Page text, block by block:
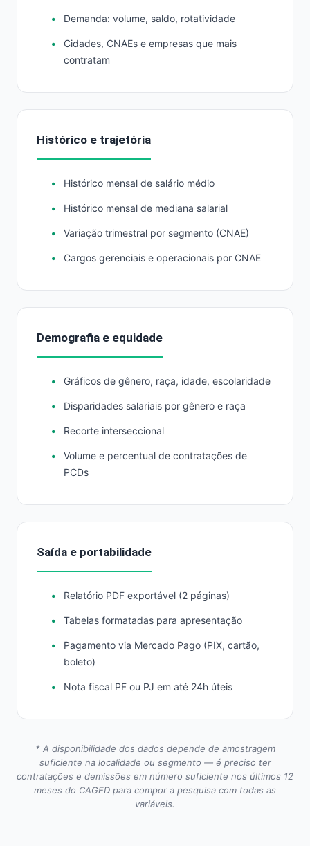
Demanda: volume, saldo, rotatividade
Cidades, CNAEs e empresas que mais
contratam
Histórico e trajetória
Histórico mensal de salário médio
Histórico mensal de mediana salarial
Variação trimestral por segmento (CNAE)
Cargos gerenciais e operacionais por CNAE
Demografia e equidade
Gráficos de gênero, raça, idade, escolaridade
Disparidades salariais por gênero e raça
Recorte interseccional
Volume e percentual de contratações de
PCDs
Saída e portabilidade
Relatório PDF exportável (2 páginas)
Tabelas formatadas para apresentação
Pagamento via Mercado Pago (PIX, cartão,
boleto)
Nota fiscal PF ou PJ em até 24h úteis
* A disponibilidade dos dados depende de amostragem
suficiente na localidade ou segmento — é preciso ter
contratações e demissões em número suficiente nos últimos 12
meses do CAGED para compor a pesquisa com todas as
variáveis.